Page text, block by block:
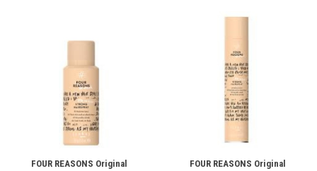
FOUR REASONS Original
FOUR REASONS Original